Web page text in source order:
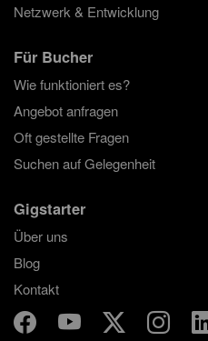
Netzwerk & Entwicklung
Für Bucher
Wie funktioniert es?
Angebot anfragen
Oft gestellte Fragen
Suchen auf Gelegenheit
Gigstarter
Über uns
Blog
Kontakt